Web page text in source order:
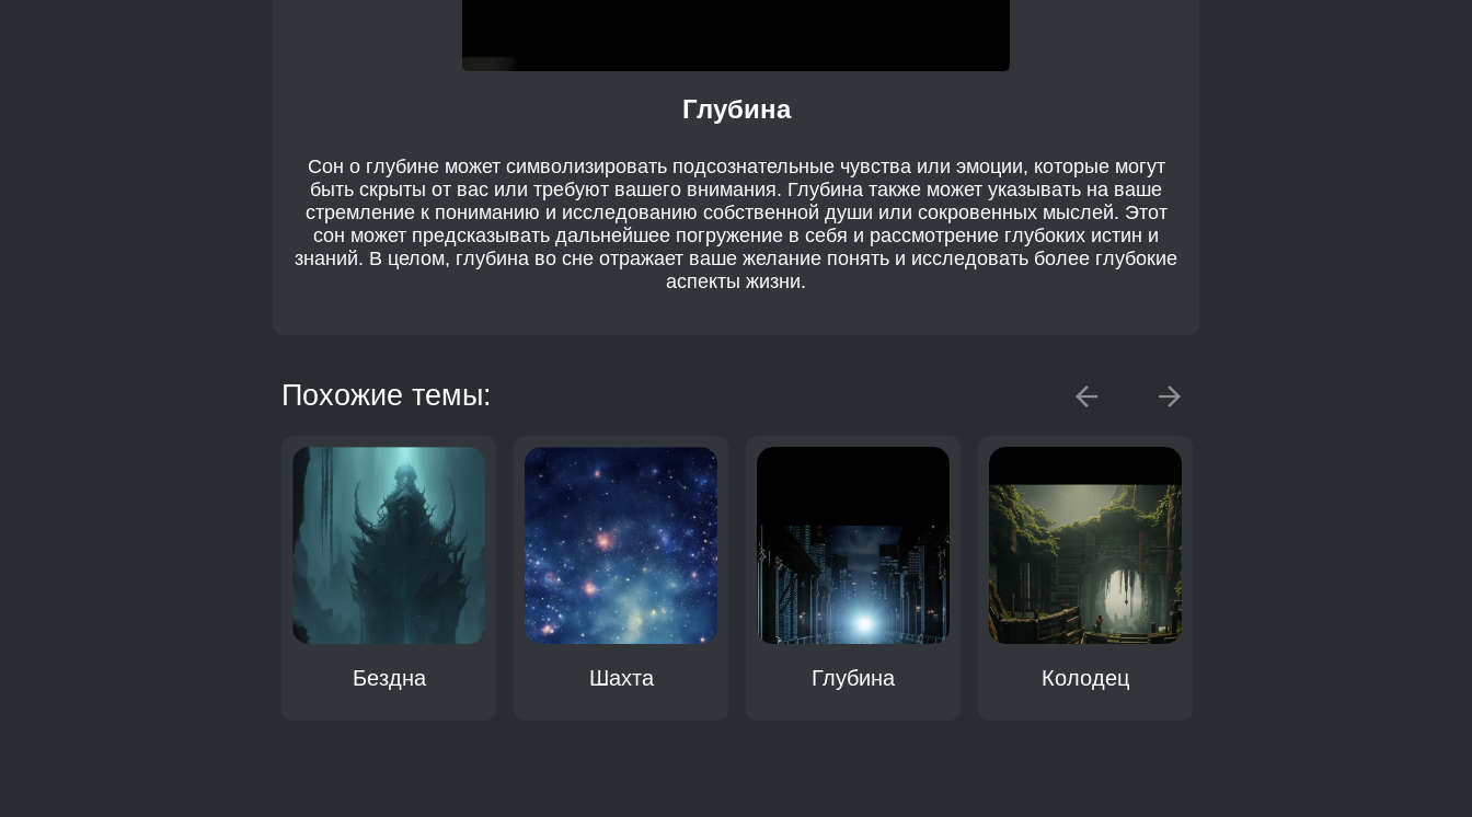
Глубина
Сон о глубине может символизировать подсознательные чувства или эмоции, которые могут
быть скрыты от вас или требуют вашего внимания. Глубина также может указывать на ваше
стремление к пониманию и исследованию собственной души или сокровенных мыслей. Этот
сон может предсказывать дальнейшее погружение в себя и рассмотрение глубоких истин и
знаний. В целом, глубина во сне отражает ваше желание понять и исследовать более глубокие
аспекты жизни.
Похожие темы:
Бездна Шахта Глубина Колодец